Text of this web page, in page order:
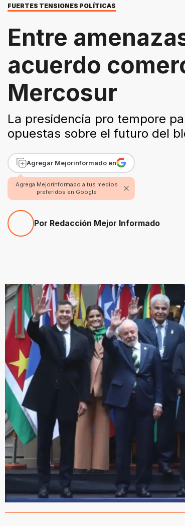
FUERTES TENSIONES POLÍTICAS
Entre
acuerdo
Mercosur
La presidencia pro tempore
opuestas sobre el futuro del
Agregar Mejorinformado en
Agrega Mejorinformado a tus medios
preferidos en Google
Por Redacción Mejor Informado